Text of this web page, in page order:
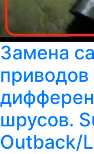
Замена
шрусов.
Outback/